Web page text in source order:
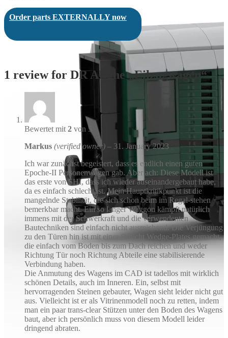
Order parts EXTERNALLY now
1 review for DR ABghe „Eilzugwagen“
Bewertet mit 2 von 5
Markus (verified owner) – 31. January 2023
Ich war zunächst begeistert, dass es endlich einen guten
Epoche-II Personenwagen gab. Aber ach: Diese Modell ist
das erste von SHI, dass ich wieder auseinandergebaut habe,
da es einfach schlecht ist. Mein Hauptkritikpunkt ist die
mangelnde Stabilität, die sich schon beim im Regal-stehen
bemerkbar macht. Ein so langer Waggon kämpft natürlich
immens mit der Schwerkraft und die verwendenten
Bautechniken sind einfach nicht ausreichend. Die Verjüngung
zu den Türen hin ist mit einer Schicht Wedge-Plates gemacht,
die einfach vom Boden bis zum Dach reichen und weder
Richtung Tür noch Richtung Abteile eine stabilisierende
Verbindung haben.
Die Anmutung des Wagens im CAD ist tadellos mit wirklich
schönen Details, auch im Inneren. Ein, selbst mit
hervorragenden Steinen gebauter, Wagen sieht leider nicht gut
aus. Vielleicht ist er als Vitrinenmodell noch zu retten, indem
man ein paar trans-clear Stützen unter den Boden des Wagens
baut, aber ich persönlich muss von diesem Modell leider
dringend abraten.